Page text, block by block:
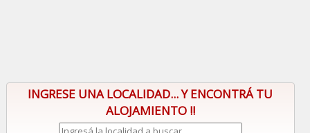
INGRESE UNA LOCALIDAD... Y ENCONTRÁ TU
ALOJAMIENTO !!